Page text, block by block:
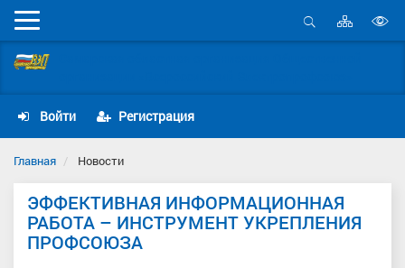
Мобильное
меню
Открыть
Карта
сайта
Войти Регистрация
Главная Новости
ЭФФЕКТИВНАЯ ИНФОРМАЦИОННАЯ
РАБОТА – ИНСТРУМЕНТ УКРЕПЛЕНИЯ
ПРОФСОЮЗА